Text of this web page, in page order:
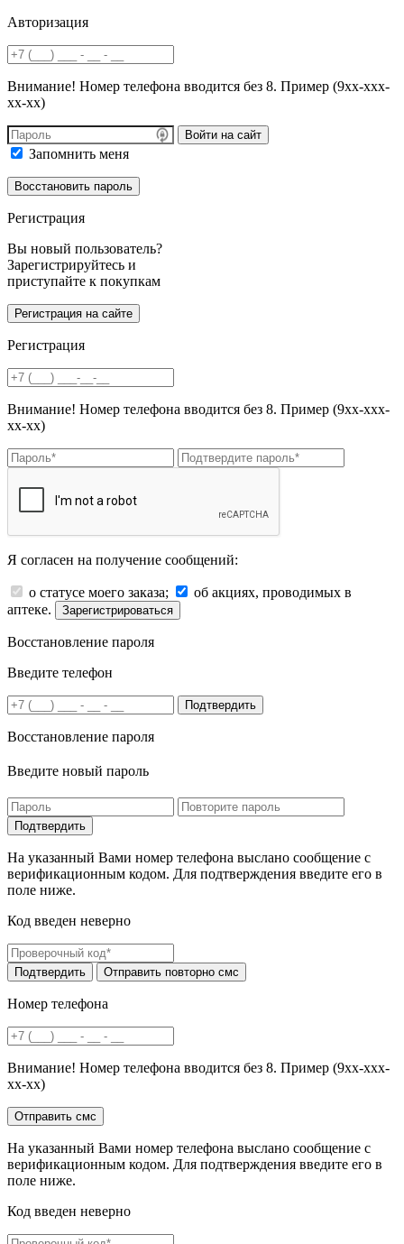
Авторизация
Внимание! Номер телефона вводится без 8. Пример (9хх-ххх-
хх-хх)
Войти на сайт
Запомнить меня
Регистрация
Вы новый пользователь?
Зарегистрируйтесь и
приступайте к покупкам
Регистрация
Внимание! Номер телефона вводится без 8. Пример (9хх-ххх-
хх-хх)
Я согласен на получение сообщений:
о статусе моего заказа;
об акциях, проводимых в
аптеке.
Зарегистрироваться
Восстановление пароля
Введите телефон
Подтвердить
Восстановление пароля
Введите новый пароль
На указанный Вами номер телефона выслано сообщение с
верификационным кодом. Для подтверждения введите его в
поле ниже.
Код введен неверно
Номер телефона
Внимание! Номер телефона вводится без 8. Пример (9хх-ххх-
хх-хх)
На указанный Вами номер телефона выслано сообщение с
верификационным кодом. Для подтверждения введите его в
поле ниже.
Код введен неверно